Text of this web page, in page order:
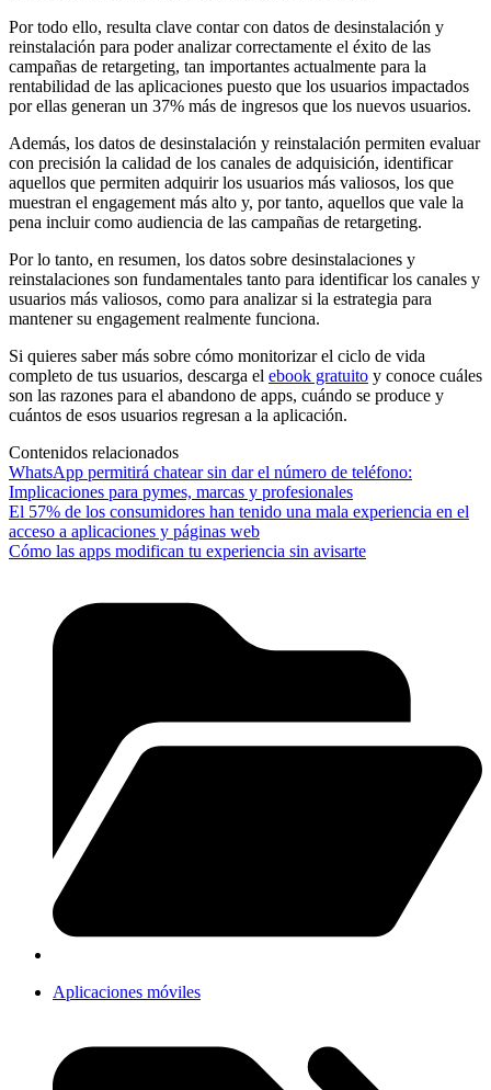
Por todo ello, resulta clave contar con datos de desinstalación y
reinstalación para poder analizar correctamente el éxito de las
campañas de retargeting, tan importantes actualmente para la
rentabilidad de las aplicaciones puesto que los usuarios impactados
por ellas generan un 37% más de ingresos que los nuevos usuarios.
Además, los datos de desinstalación y reinstalación permiten evaluar
con precisión la calidad de los canales de adquisición, identificar
aquellos que permiten adquirir los usuarios más valiosos, los que
muestran el engagement más alto y, por tanto, aquellos que vale la
pena incluir como audiencia de las campañas de retargeting.
Por lo tanto, en resumen, los datos sobre desinstalaciones y
reinstalaciones son fundamentales tanto para identificar los canales y
usuarios más valiosos, como para analizar si la estrategia para
mantener su engagement realmente funciona.
Si quieres saber más sobre cómo monitorizar el ciclo de vida
completo de tus usuarios, descarga el ebook gratuito y conoce cuáles
son las razones para el abandono de apps, cuándo se produce y
cuántos de esos usuarios regresan a la aplicación.
Contenidos relacionados
WhatsApp permitirá chatear sin dar el número de teléfono:
Implicaciones para pymes, marcas y profesionales
El 57% de los consumidores han tenido una mala experiencia en el
acceso a aplicaciones y páginas web
Cómo las apps modifican tu experiencia sin avisarte
Aplicaciones móviles